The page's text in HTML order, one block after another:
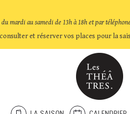
mardi au samedi de 13h à 18h et par
et réserver vos places pour la